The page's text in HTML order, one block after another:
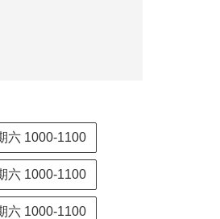
六 1000-1100
六 1000-1100
六 1000-1100